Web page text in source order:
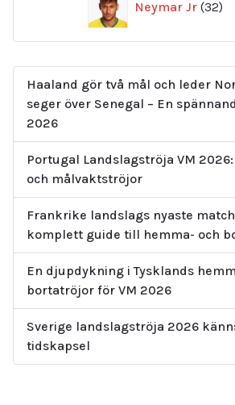
Neymar Jr 32
Haaland gör två mål och leder
seger över Senegal – En
2026
Portugal Landslagströja VM
och målvaktströjor
Frankrike landslags nyaste
komplett guide till hemma- och
En djupdykning i Tysklands
bortatröjor för VM 2026
Sverige landslagströja 2026
tidskapsel